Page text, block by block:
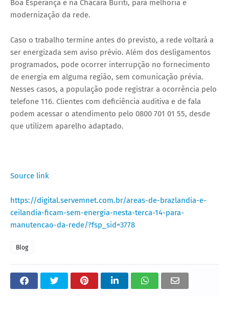
Boa Esperança e na Chácara Buriti, para melhoria e
modernização da rede.
Caso o trabalho termine antes do previsto, a rede voltará a
ser energizada sem aviso prévio. Além dos desligamentos
programados, pode ocorrer interrupção no fornecimento
de energia em alguma região, sem comunicação prévia.
Nesses casos, a população pode registrar a ocorrência pelo
telefone 116. Clientes com deficiência auditiva e de fala
podem acessar o atendimento pelo 0800 701 01 55, desde
que utilizem aparelho adaptado.
Source link
https://digital.servemnet.com.br/areas-de-brazlandia-e-
ceilandia-ficam-sem-energia-nesta-terca-14-para-
manutencao-da-rede/?fsp_sid=3778
Blog